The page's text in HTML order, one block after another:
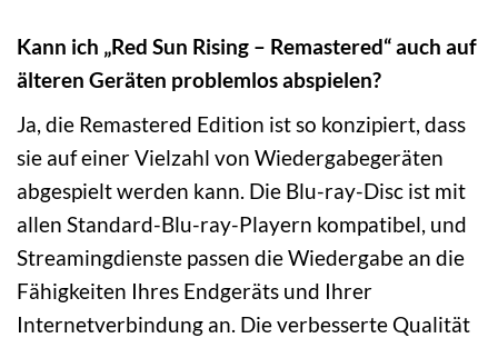
Kann ich „Red Sun Rising – Remastered“ auch auf
älteren Geräten problemlos abspielen?
Ja, die Remastered Edition ist so konzipiert, dass
sie auf einer Vielzahl von Wiedergabegeräten
abgespielt werden kann. Die Blu-ray-Disc ist mit
allen Standard-Blu-ray-Playern kompatibel, und
Streamingdienste passen die Wiedergabe an die
Fähigkeiten Ihres Endgeräts und Ihrer
Internetverbindung an. Die verbesserte Qualität